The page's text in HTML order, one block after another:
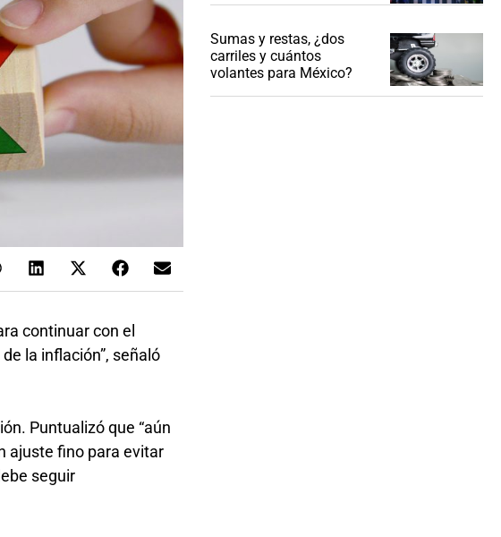
continuar con el
la inflación”, señaló
Puntualizó que “aún
ajuste fino para evitar
seguir
Sumas y restas, ¿dos
carriles y cuántos
volantes para México?